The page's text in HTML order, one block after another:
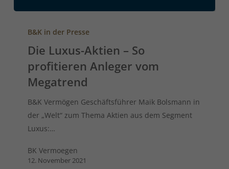
B&K in der Presse
Die Luxus-Aktien – So
profitieren Anleger vom
Megatrend
B&K Vermögen Geschäftsführer Maik Bolsmann in
der „Welt“ zum Thema Aktien aus dem Segment
Luxus:…
BK Vermoegen
12. November 2021